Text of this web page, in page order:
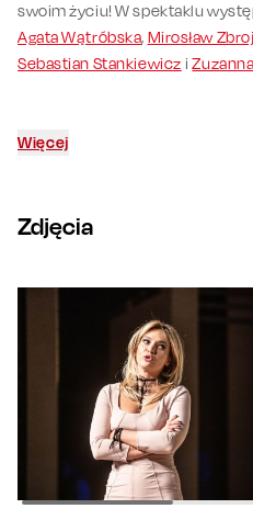
swoim życiu! W spektaklu
Agata Wątróbska, Mirosław
Sebastian Stankiewicz i
Więcej
Zdjęcia